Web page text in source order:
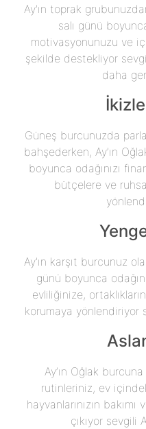
Ay'ın toprak
salı günü
motivasyonunuzu ve
şekilde destekliyor
daha
Güneş burcunuzda
bahşederken, Ay’ın
boyunca odağınızı
bütçelere ve
Ay'ın karşıt burcunuz
günü boyunca
evliliğinize,
korumaya yönlendiriyor
Ay’ın Oğlak
rutinleriniz, ev
hayvanlarınızın
çıkıyor sevgili